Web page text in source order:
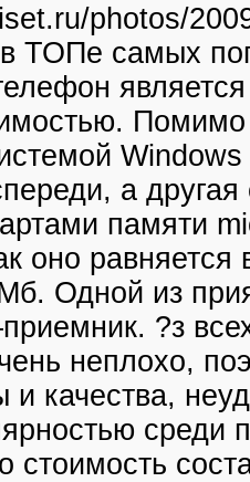
photos/
ТОПе самых
Помимо
а
памяти
оно
Одной из
?з
неплохо,
и качества,
среди
стоимость